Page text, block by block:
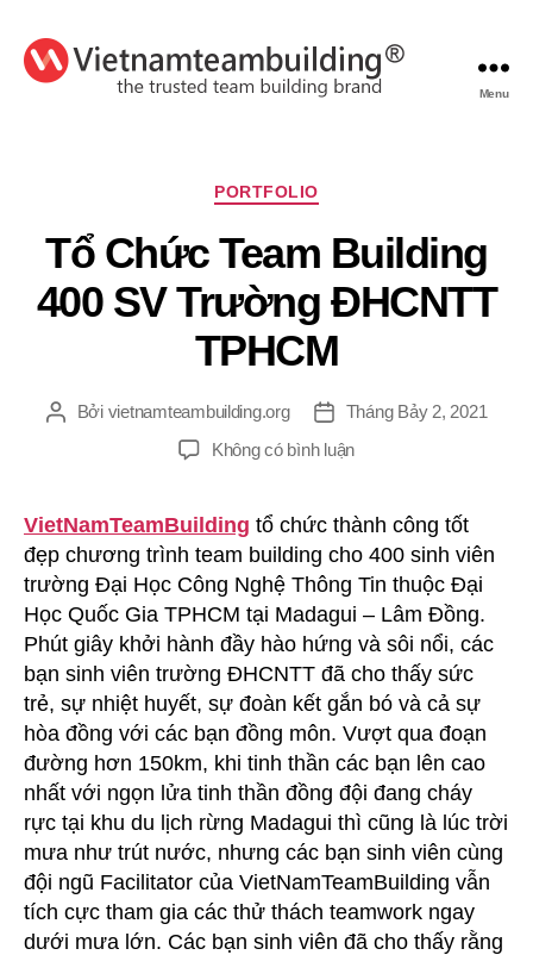
Menu
Chuyên
PORTFOLIO
Tổ Chức Team Building
400 SV Trường ĐHCNTT
TPHCM
TácBởi vietnamteambuilding.org
Ngày
đăng
Tháng Bảy 2, 2021
Không có bình luậnở
Team
Building
400
SV
Trường
ĐHCNTT
TPHCM
VietNamTeamBuilding tổ chức thành công tốt
đẹp chương trình team building cho 400 sinh viên
trường Đại Học Công Nghệ Thông Tin thuộc Đại
Học Quốc Gia TPHCM tại Madagui – Lâm Đồng.
Phút giây khởi hành đầy hào hứng và sôi nổi, các
bạn sinh viên trường ĐHCNTT đã cho thấy sức
trẻ, sự nhiệt huyết, sự đoàn kết gắn bó và cả sự
hòa đồng với các bạn đồng môn. Vượt qua đoạn
đường hơn 150km, khi tinh thần các bạn lên cao
nhất với ngọn lửa tinh thần đồng đội đang cháy
rực tại khu du lịch rừng Madagui thì cũng là lúc trời
mưa như trút nước, nhưng các bạn sinh viên cùng
đội ngũ Facilitator của VietNamTeamBuilding vẫn
tích cực tham gia các thử thách teamwork ngay
dưới mưa lớn. Các bạn sinh viên đã cho thấy rằng